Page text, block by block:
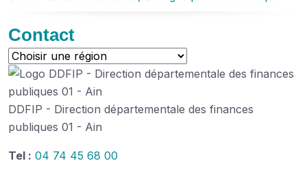
Contact
DDFIP - Direction départementale des finances
publiques 01 - Ain
Tel : 04 74 45 68 00